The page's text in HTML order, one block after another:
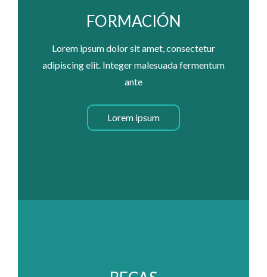
FORMACIÓN
Lorem ipsum dolor sit amet, consectetur
adipiscing elit. Integer malesuada fermentum
ante
Lorem ipsum